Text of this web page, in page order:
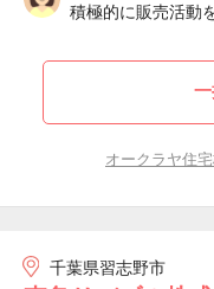
積極的に販売活動
オークラヤ住
千葉県習志野市